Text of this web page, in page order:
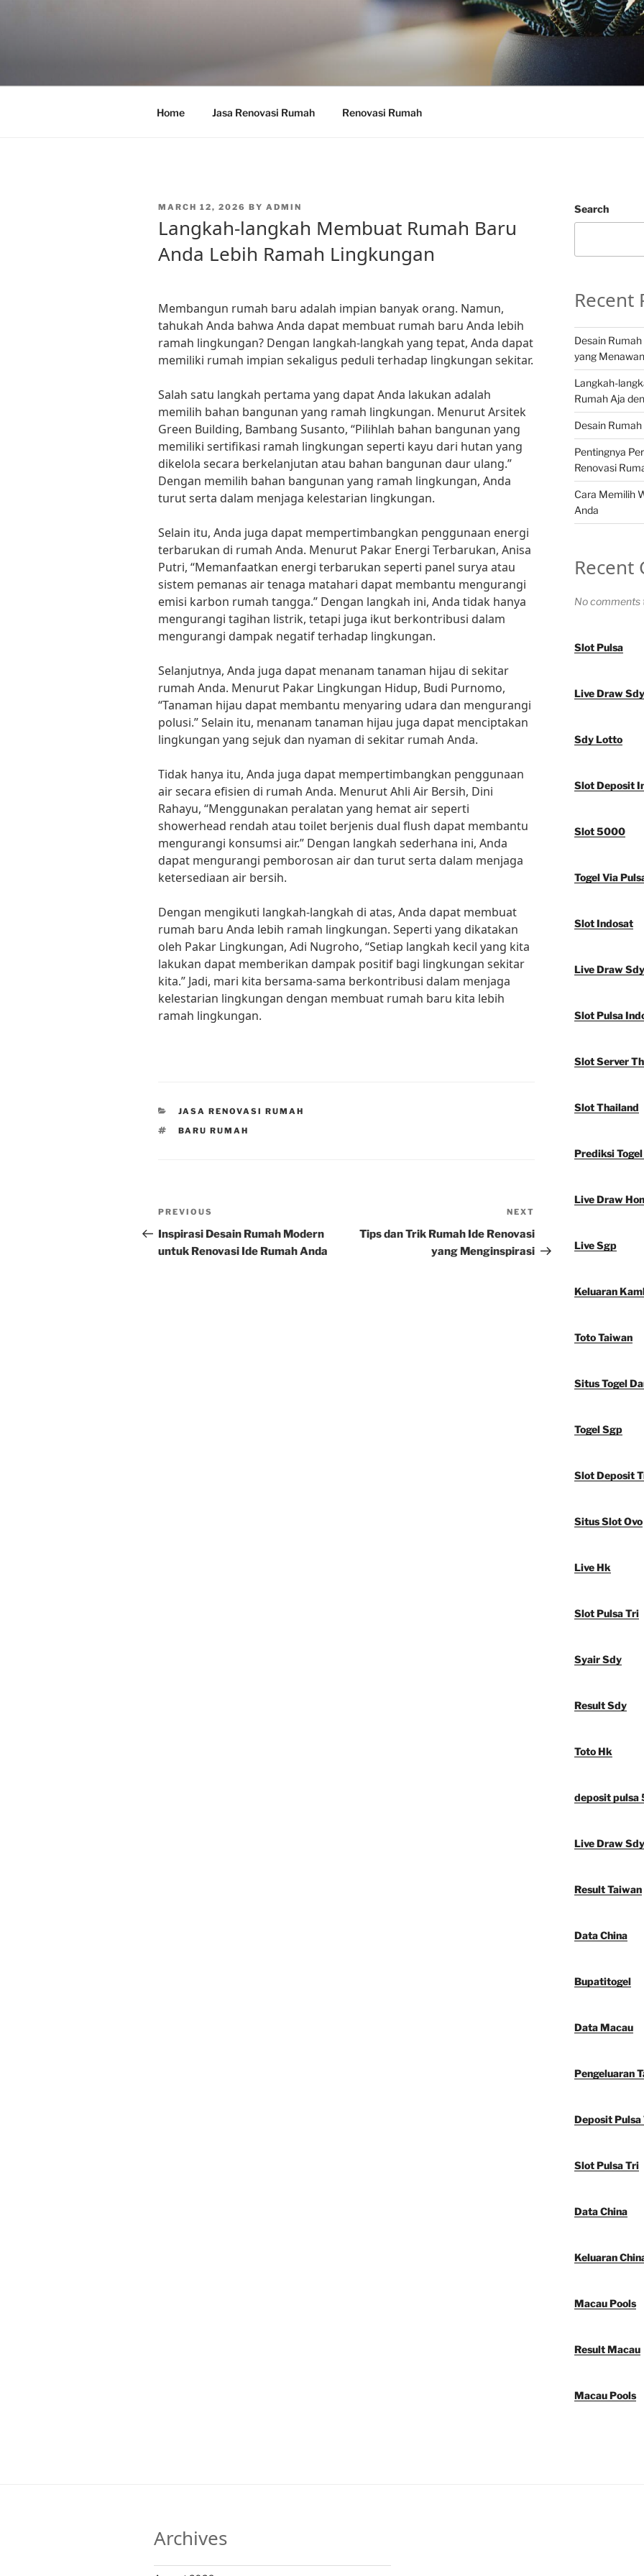
Home Jasa Renovasi Rumah Renovasi Rumah
POSTED
MARCH 12, 2026 BY ADMIN
Langkah-langkah Membuat Rumah Baru
Anda Lebih Ramah Lingkungan
Membangun rumah baru adalah impian banyak orang. Namun,
tahukah Anda bahwa Anda dapat membuat rumah baru Anda lebih
ramah lingkungan? Dengan langkah-langkah yang tepat, Anda dapat
memiliki rumah impian sekaligus peduli terhadap lingkungan sekitar.
Salah satu langkah pertama yang dapat Anda lakukan adalah
memilih bahan bangunan yang ramah lingkungan. Menurut Arsitek
Green Building, Bambang Susanto, “Pilihlah bahan bangunan yang
memiliki sertifikasi ramah lingkungan seperti kayu dari hutan yang
dikelola secara berkelanjutan atau bahan bangunan daur ulang.”
Dengan memilih bahan bangunan yang ramah lingkungan, Anda
turut serta dalam menjaga kelestarian lingkungan.
Selain itu, Anda juga dapat mempertimbangkan penggunaan energi
terbarukan di rumah Anda. Menurut Pakar Energi Terbarukan, Anisa
Putri, “Memanfaatkan energi terbarukan seperti panel surya atau
sistem pemanas air tenaga matahari dapat membantu mengurangi
emisi karbon rumah tangga.” Dengan langkah ini, Anda tidak hanya
mengurangi tagihan listrik, tetapi juga ikut berkontribusi dalam
mengurangi dampak negatif terhadap lingkungan.
Selanjutnya, Anda juga dapat menanam tanaman hijau di sekitar
rumah Anda. Menurut Pakar Lingkungan Hidup, Budi Purnomo,
“Tanaman hijau dapat membantu menyaring udara dan mengurangi
polusi.” Selain itu, menanam tanaman hijau juga dapat menciptakan
lingkungan yang sejuk dan nyaman di sekitar rumah Anda.
Tidak hanya itu, Anda juga dapat mempertimbangkan penggunaan
air secara efisien di rumah Anda. Menurut Ahli Air Bersih, Dini
Rahayu, “Menggunakan peralatan yang hemat air seperti
showerhead rendah atau toilet berjenis dual flush dapat membantu
mengurangi konsumsi air.” Dengan langkah sederhana ini, Anda
dapat mengurangi pemborosan air dan turut serta dalam menjaga
ketersediaan air bersih.
Dengan mengikuti langkah-langkah di atas, Anda dapat membuat
rumah baru Anda lebih ramah lingkungan. Seperti yang dikatakan
oleh Pakar Lingkungan, Adi Nugroho, “Setiap langkah kecil yang kita
lakukan dapat memberikan dampak positif bagi lingkungan sekitar
kita.” Jadi, mari kita bersama-sama berkontribusi dalam menjaga
kelestarian lingkungan dengan membuat rumah baru kita lebih
ramah lingkungan.
CATEGORIES
JASA RENOVASI RUMAH
TAGS
BARU RUMAH
Post
navigation
Previous
Post
PREVIOUS
Inspirasi Desain Rumah Modern
untuk Renovasi Ide Rumah Anda
Post
NEXT
Tips dan Trik Rumah Ide Renovasi
yang Menginspirasi
Search
Recent
Desain
yang Menawan
Langkah-
Rumah Aja
Desain
Pentingnya
Renovasi
Cara Memilih
Anda
Recent
No comments
Slot Pulsa
Live Draw Sdy
Sdy Lotto
Slot Deposit
Slot 5000
Togel Via
Slot Indosat
Live Draw Sdy
Slot Pulsa
Slot Server
Slot Thailand
Prediksi
Live Draw
Live Sgp
Keluaran
Toto Taiwan
Situs Togel
Togel Sgp
Slot Deposit
Situs Slot Ovo
Live Hk
Slot Pulsa Tri
Syair Sdy
Result Sdy
Toto Hk
deposit pulsa
Live Draw Sdy
Result Taiwan
Data China
Bupatitogel
Data Macau
Pengeluaran
Deposit Pulsa
Slot Pulsa Tri
Data China
Keluaran
Macau Pools
Result Macau
Macau Pools
Archives